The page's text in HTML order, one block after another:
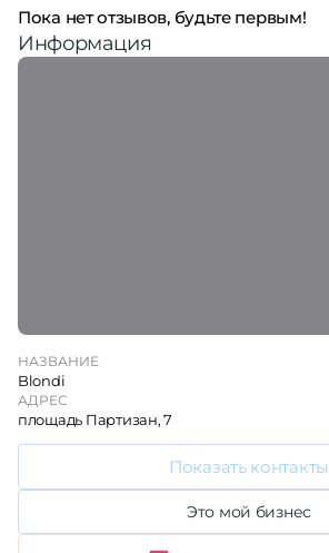
Пока нет отзывов, будьте первым!
Информация
НАЗВАНИЕ
Blondi
АДРЕС
площадь Партизан, 7
Показать контакты
Это мой бизнес